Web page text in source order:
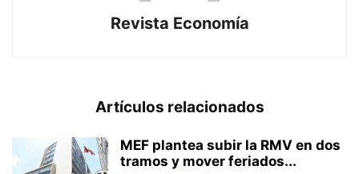
Revista Economía
Artículos relacionados
MEF plantea subir la RMV en dos
tramos y mover feriados...